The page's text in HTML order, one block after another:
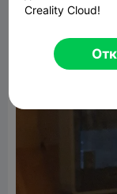
Creality Cloud!